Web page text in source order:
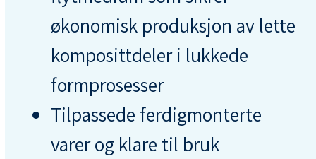
økonomisk produksjon av lette
komposittdeler i lukkede
formprosesser
Tilpassede ferdigmonterte
varer og klare til bruk